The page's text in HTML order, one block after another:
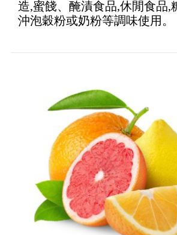
造,蜜餞、醃漬食品,休閒食品,
沖泡穀粉或奶粉等調味使用。